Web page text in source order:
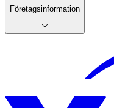
Företagsinformation